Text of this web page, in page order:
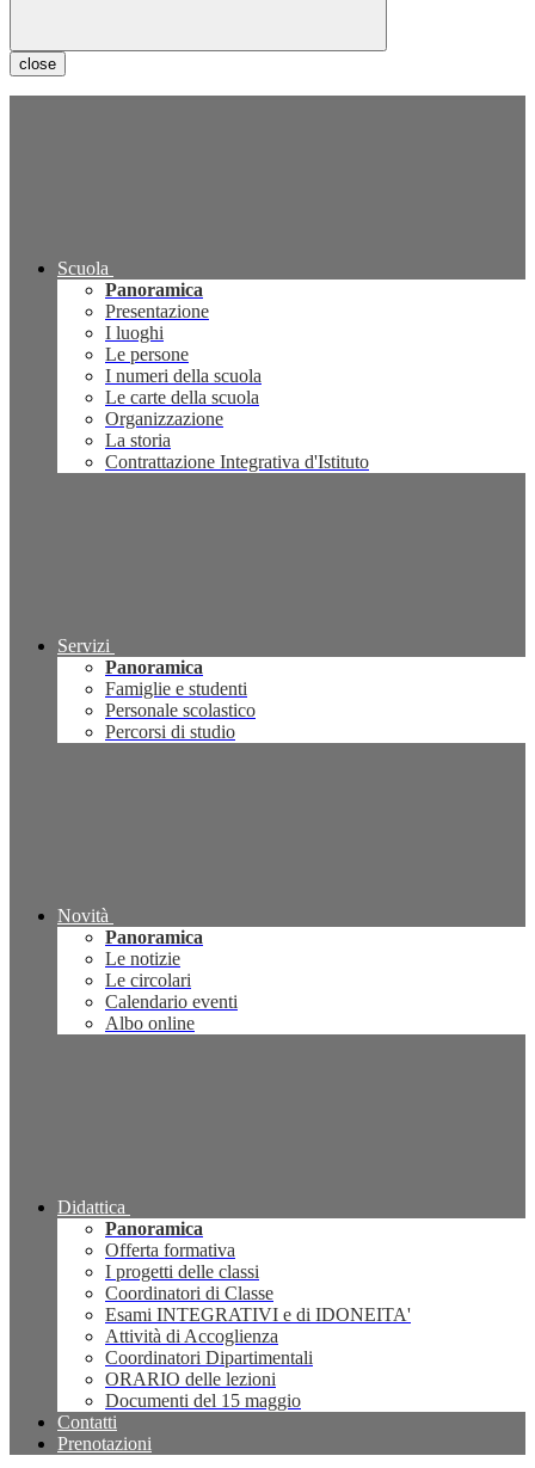
close
Scuola
Panoramica
Presentazione
I luoghi
Le persone
I numeri della scuola
Le carte della scuola
Organizzazione
La storia
Contrattazione Integrativa d'Istituto
Servizi
Panoramica
Famiglie e studenti
Personale scolastico
Percorsi di studio
Novità
Panoramica
Le notizie
Le circolari
Calendario eventi
Albo online
Didattica
Panoramica
Offerta formativa
I progetti delle classi
Coordinatori di Classe
Esami INTEGRATIVI e di IDONEITA'
Attività di Accoglienza
Coordinatori Dipartimentali
ORARIO delle lezioni
Documenti del 15 maggio
Contatti
Prenotazioni